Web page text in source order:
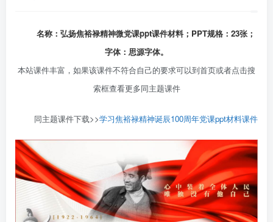
名称：弘扬焦裕禄精神微党课ppt课件材料；PPT规格：23张；
字体：思源字体。
本站课件丰富，如果该课件不符合自己的要求可以到首页或者点击搜
索框查看更多同主题课件
同主题课件下载>>学习焦裕禄精神诞辰100周年党课ppt材料课件